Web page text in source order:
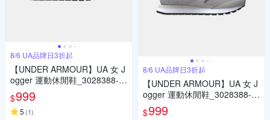
8/6 UA品牌日3折起
【UNDER ARMOUR】UA 女 J
ogger 運動休閒鞋_3028388-3
48
$999
5 (1)
8/6 UA品牌日3折起
【UNDER ARMOUR】UA 女 J
ogger 運動休閒鞋_3028388-0
09
$999